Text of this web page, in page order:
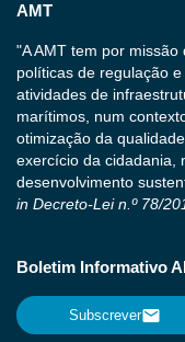
AMT
"A AMT tem por
políticas de regulação
atividades de
marítimos, num
otimização da
exercício da cidadania,
desenvolvimento
in Decreto-Lei n.º 78/
Boletim Informativo
Subscrever